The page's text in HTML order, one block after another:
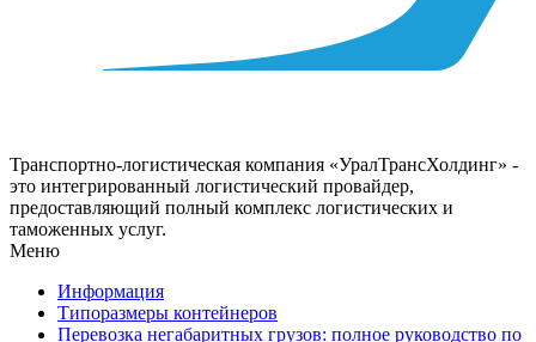
Транспортно-логистическая компания «УралТрансХолдинг» -
это интегрированный логистический провайдер,
предоставляющий полный комплекс логистических и
таможенных услуг.
Меню
Информация
Типоразмеры контейнеров
Перевозка негабаритных грузов: полное руководство по